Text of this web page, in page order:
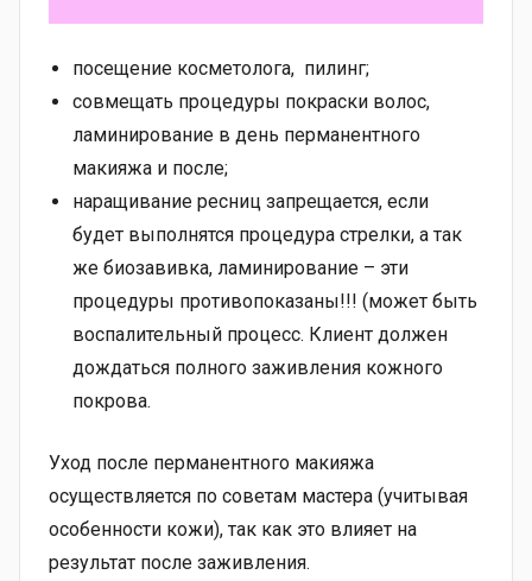
посещение косметолога, пилинг;
совмещать процедуры покраски волос,
ламинирование в день перманентного
макияжа и после;
наращивание ресниц запрещается, если
будет выполнятся процедура стрелки, а так
же биозавивка, ламинирование – эти
процедуры противопоказаны!!! (может быть
воспалительный процесс. Клиент должен
дождаться полного заживления кожного
покрова.
Уход после перманентного макияжа
осуществляется по советам мастера (учитывая
особенности кожи), так как это влияет на
результат после заживления.